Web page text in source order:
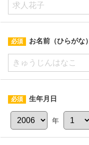
お名前（ひらがな）
生年月日
年